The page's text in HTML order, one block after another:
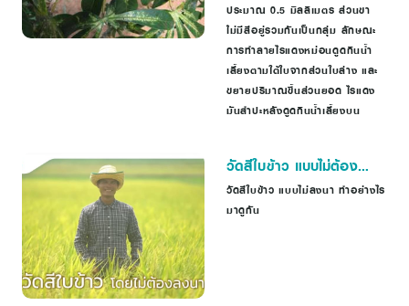
ประมาณ 0.5 มิลลิเมตร ส่วนขา
ไม่มีสีอยู่รวมกันเป็นกลุ่ม ลักษณะ
การทำลายไรแดงหม่อนดูดกินน้ำ
เลี้ยงตามใต้ใบจากส่วนใบล่าง และ
ขยายปริมาณขึ้นส่วนยอด ไรแดง
มันสำปะหลังดูดกินน้ำเลี้ยงบน
วัดสีใบข้าว แบบไม่ต้อง
ลงนา
วัดสีใบข้าว แบบไม่ลงนา ทำอย่างไร
มาดูกัน